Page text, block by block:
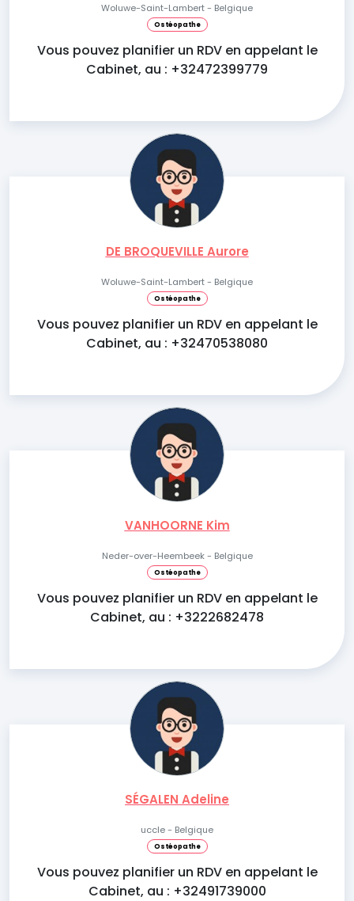
Woluwe-Saint-Lambert - Belgique
Ostéopathe
Vous pouvez planifier un RDV en appelant le
Cabinet, au : +32472399779
DE BROQUEVILLE Aurore
Woluwe-Saint-Lambert - Belgique
Ostéopathe
Vous pouvez planifier un RDV en appelant le
Cabinet, au : +32470538080
VANHOORNE Kim
Neder-over-Heembeek - Belgique
Ostéopathe
Vous pouvez planifier un RDV en appelant le
Cabinet, au : +3222682478
SÉGALEN Adeline
uccle - Belgique
Ostéopathe
Vous pouvez planifier un RDV en appelant le
Cabinet, au : +32491739000